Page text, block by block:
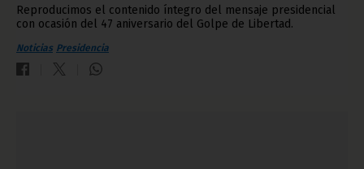
Reproducimos el contenido íntegro del mensaje presidencial
con ocasión del 47 aniversario del Golpe de Libertad.
Noticias Presidencia